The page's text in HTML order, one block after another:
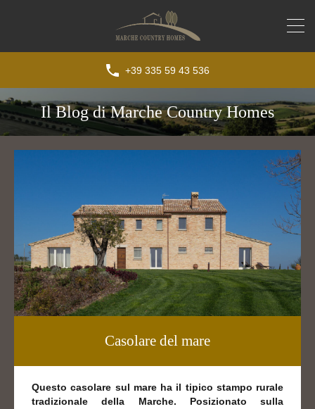
+39 335 59 43 536
Il Blog di Marche Country Homes
Casolare del mare
Questo casolare sul mare ha il tipico stampo rurale
tradizionale della Marche. Posizionato sulla